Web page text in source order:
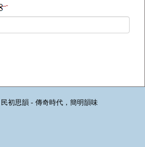
初思韻 - 傳奇時代，簡明韻味